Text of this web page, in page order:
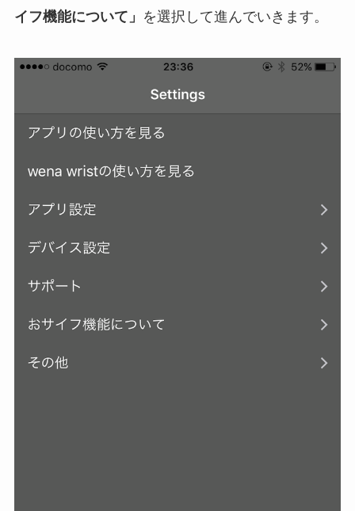
イフ機能について」 を選択して進んでいきます。